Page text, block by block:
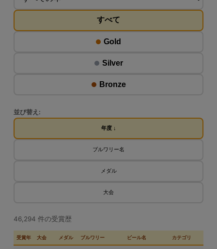
すべて
Gold
Silver
Bronze
並び替え:
年度 ↓
ブルワリー名
メダル
大会
46,294 件の受賞歴
受賞年 大会 メダル ブルワリー ビール名 カテゴリ